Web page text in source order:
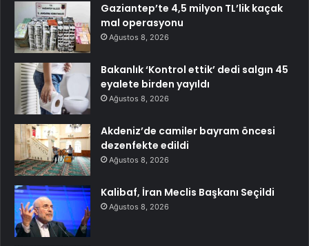
Gaziantep’te 4,5 milyon TL’lik kaçak
mal operasyonu
Ağustos 8, 2026
Bakanlık ‘Kontrol ettik’ dedi salgın 45
eyalete birden yayıldı
Ağustos 8, 2026
Akdeniz’de camiler bayram öncesi
dezenfekte edildi
Ağustos 8, 2026
Kalibaf, İran Meclis Başkanı Seçildi
Ağustos 8, 2026